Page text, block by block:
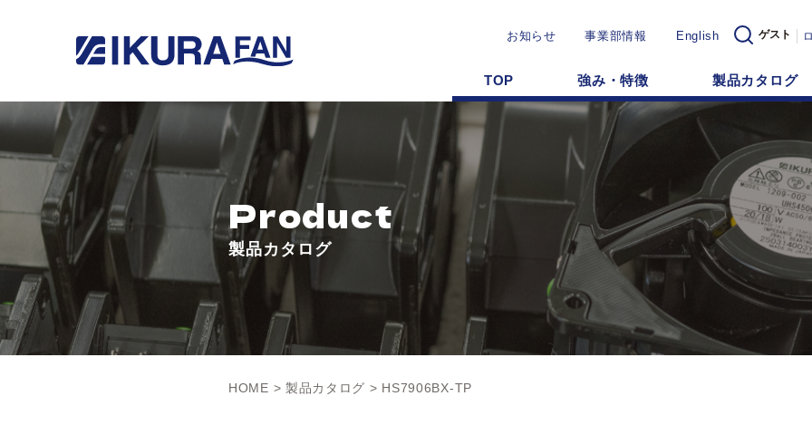
お知らせ 事業部情報 English ゲスト
TOP 強み・特徴 製品カタログ
Product
製品カタログ
HOME > 製品カタログ > HS7906BX-TP